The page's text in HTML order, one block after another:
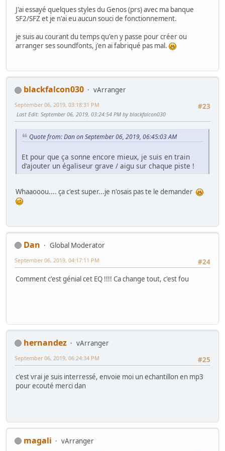
J'ai essayé quelques styles du Genos (prs) avec ma banque
SF2/SFZ et je n'ai eu aucun souci de fonctionnement.
je suis au courant du temps qu'en y passe pour créer ou
arranger ses soundfonts, j'en ai fabriqué pas mal.
blackfalcon030
vArranger
#23
September 06, 2019, 03:18:31 PM
Last Edit: September 06, 2019, 03:24:54 PM by blackfalcon030
Quote from: Dan on September 06, 2019, 06:45:03 AM
Et pour que ça sonne encore mieux, je suis en train
d'ajouter un égaliseur grave / aigu sur chaque piste !
Whaaooou.... ça c'est super...je n'osais pas te le demander
Dan
Global Moderator
#24
September 06, 2019, 04:17:11 PM
Comment c'est génial cet EQ !!!! Ca change tout, c'est fou
hernandez
vArranger
#25
September 06, 2019, 06:24:34 PM
c'est vrai je suis interressé, envoie moi un echantillon en mp3
pour ecouté merci dan
magali
vArranger